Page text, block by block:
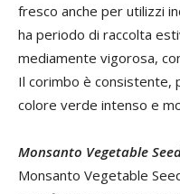
fresco anche per utilizzi
ha periodo di raccolta
mediamente vigorosa,
Il corimbo è consistente,
colore verde intenso e
Monsanto Vegetable
Monsanto Vegetable